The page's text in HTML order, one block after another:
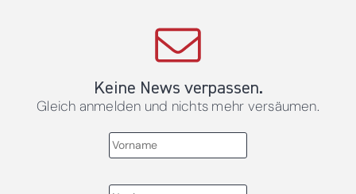
Keine News verpassen.
Gleich anmelden und nichts mehr versäumen.